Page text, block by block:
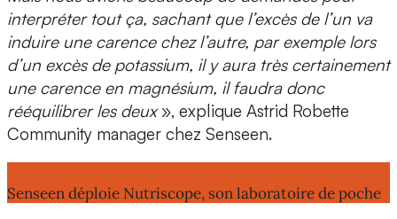
interpréter tout ça, sachant que l’excès de l’un va
induire une carence chez l’autre, par exemple lors
d’un excès de potassium, il y aura très certainement
une carence en magnésium, il faudra donc
rééquilibrer les deux», explique Astrid Robette
Community manager chez Senseen.
Senseen déploie Nutriscope, son laboratoire de poche